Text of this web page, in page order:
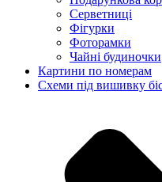
Серветниці
Фігурки
Фоторамки
Чайні будиночки
Картини по номерам
Схеми під вишивку